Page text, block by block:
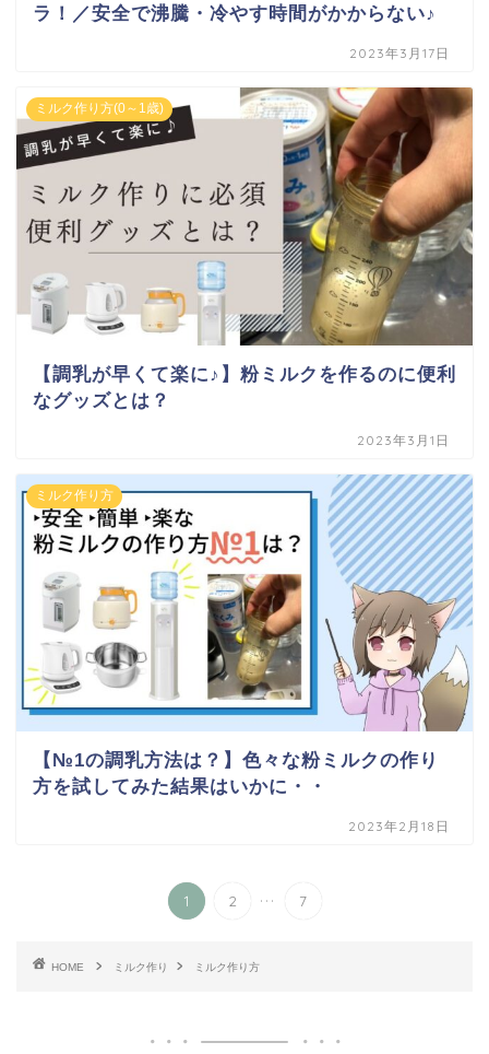
ラ！／安全で沸騰・冷やす時間がかからない♪
2023年3月17日
ミルク作り方(0～1歳)
【調乳が早くて楽に♪】粉ミルクを作るのに便利
なグッズとは？
2023年3月1日
ミルク作り方
【№1の調乳方法は？】色々な粉ミルクの作り
方を試してみた結果はいかに・・
2023年2月18日
1 2 ... 7
HOME ミルク作り ミルク作り方